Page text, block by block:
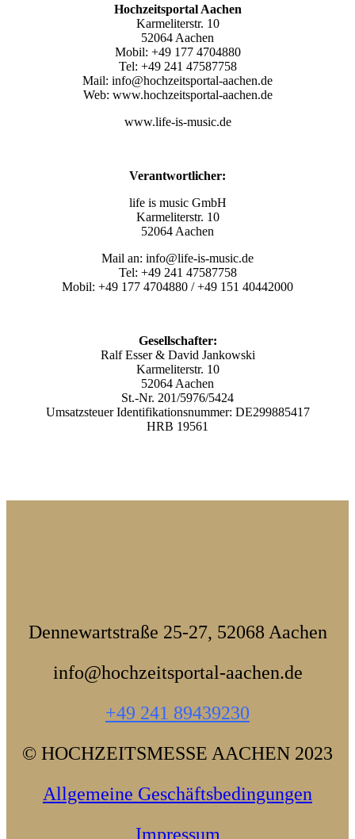
Hochzeitsportal Aachen
Karmeliterstr. 10
52064 Aachen
Mobil: +49 177 4704880
Tel: +49 241 47587758
Mail: info@hochzeitsportal-aachen.de
Web: www.hochzeitsportal-aachen.de
www.life-is-music.de
Verantwortlicher:
life is music GmbH
Karmeliterstr. 10
52064 Aachen
Mail an: info@life-is-music.de
Tel: +49 241 47587758
Mobil: +49 177 4704880 / +49 151 40442000
Gesellschafter:
Ralf Esser & David Jankowski
Karmeliterstr. 10
52064 Aachen
St.-Nr. 201/5976/5424
Umsatzsteuer Identifikationsnummer: DE299885417
HRB 19561
Dennewartstraße 25-27, 52068 Aachen
info@hochzeitsportal-aachen.de
+49 241 89439230‬
© HOCHZEITSMESSE AACHEN 2023
Allgemeine Geschäftsbedingungen
Impressum